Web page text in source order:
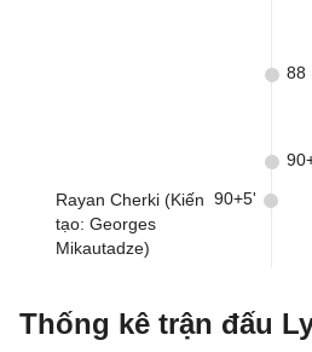
88
Rayan Cherki (Kiến
tạo: Georges
Mikautadze)
90+5'
Thống kê trận đấu